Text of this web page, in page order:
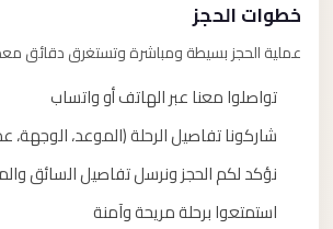
خطوات الحجز
عملية الحجز بسيطة ومباشرة وتستغرق دقائق
تواصلوا معنا عبر الهاتف أو واتساب
شاركونا تفاصيل الرحلة (الموعد، الوجهة،
نؤكد لكم الحجز ونرسل تفاصيل السائق
استمتعوا برحلة مريحة وآمنة